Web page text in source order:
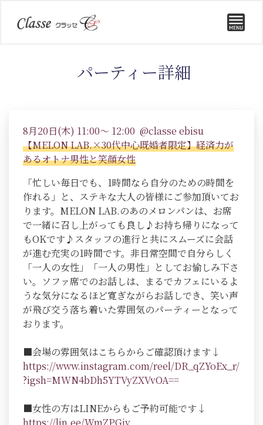
パーティー詳細
8月20日(木) 11:00～ 12:00 @classe ebisu
【MELON LAB.×30代中心既婚者限定】経済力が
あるオトナ男性と笑顔女性
「忙しい毎日でも、1時間なら自分のための時間を
作れる」と、ステキな大人の皆様にご参加頂いてお
ります。MELON LAB.のあのメロンパンは、お席
で一緒に召し上がっても良し♪お持ち帰りになって
もOKです♪スタッフの進行と共にスムーズに会話
が進む充実の1時間です。非日常空間で自分らしく
「一人の女性」「一人の男性」としてお愉しみ下さ
い。ソファ席でのお話しは、まるでカフェにいるよ
うな気分になるほど寛ぎながらお話しでき、笑い声
が飛び交う落ち着いた雰囲気のパーティーとなって
おります。
■会場の雰囲気はこちらからご確認頂けます↓
https://www.instagram.com/reel/DR_qZYoEx_r/
?igsh=MWN4bDh5YTVyZXVvOA==
■女性の方はLINEからもご予約可能です↓